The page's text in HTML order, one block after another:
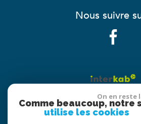
Nous suivre
On en reste
Comme beaucoup, notre
utilise les cookies